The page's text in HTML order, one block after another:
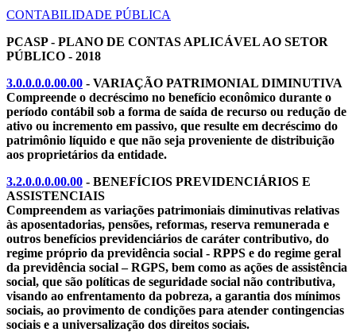
CONTABILIDADE PÚBLICA
PCASP - PLANO DE CONTAS APLICÁVEL AO SETOR
PÚBLICO - 2018
3.0.0.0.0.00.00 - VARIAÇÃO PATRIMONIAL DIMINUTIVA
Compreende o decréscimo no benefício econômico durante o
período contábil sob a forma de saída de recurso ou redução de
ativo ou incremento em passivo, que resulte em decréscimo do
patrimônio líquido e que não seja proveniente de distribuição
aos proprietários da entidade.
3.2.0.0.0.00.00 - BENEFÍCIOS PREVIDENCIÁRIOS E
ASSISTENCIAIS
Compreendem as variações patrimoniais diminutivas relativas
às aposentadorias, pensões, reformas, reserva remunerada e
outros benefícios previdenciários de caráter contributivo, do
regime próprio da previdência social - RPPS e do regime geral
da previdência social – RGPS, bem como as ações de assistência
social, que são políticas de seguridade social não contributiva,
visando ao enfrentamento da pobreza, a garantia dos mínimos
sociais, ao provimento de condições para atender contingencias
sociais e a universalização dos direitos sociais.